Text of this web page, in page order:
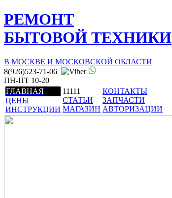
РЕМОНТ
БЫТОВОЙ ТЕХНИКИ
В МОСКВЕ И МОСКОВСКОЙ ОБЛАСТИ
8(926)523-71-06
ПН-ПТ 10-20
ГЛАВНАЯ
ЦЕНЫ
ИНСТРУКЦИИ
11111
СТАТЬИ
МАГАЗИН
КОНТАКТЫ
ЗАПЧАСТИ
АВТОРИЗАЦИИ